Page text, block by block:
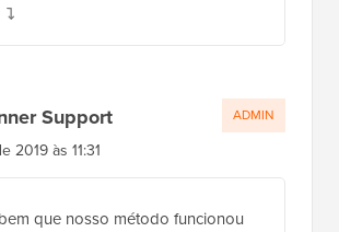
Support
2019 às 11:31
que nosso método funcionou
ADMIN